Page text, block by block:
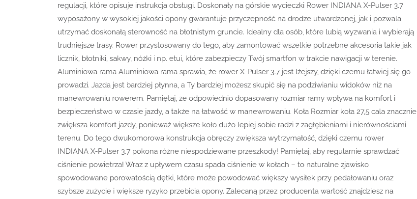
regulacji, które opisuje instrukcja obsługi. Doskonały na górskie wycieczki Rower INDIANA X-Pulser 3.7
wyposażony w wysokiej jakości opony gwarantuje przyczepność na drodze utwardzonej, jak i pozwala
utrzymać doskonałą sterowność na błotnistym gruncie. Idealny dla osób, które lubią wyzwania i wybierają
trudniejsze trasy. Rower przystosowany do tego, aby zamontować wszelkie potrzebne akcesoria takie jak
licznik, błotniki, sakwy, nóżki i np. etui, które zabezpieczy Twój smartfon w trakcie nawigacji w terenie.
Aluminiowa rama Aluminiowa rama sprawia, że rower X-Pulser 3.7 jest lżejszy, dzięki czemu łatwiej się go
prowadzi. Jazda jest bardziej płynna, a Ty bardziej możesz skupić się na podziwianiu widoków niż na
manewrowaniu rowerem. Pamiętaj, że odpowiednio dopasowany rozmiar ramy wpływa na komfort i
bezpieczeństwo w czasie jazdy, a także na łatwość w manewrowaniu. Koła Rozmiar koła 27,5 cala znacznie
zwiększa komfort jazdy, ponieważ większe koło dużo lepiej sobie radzi z zagłębieniami i nierównościami
terenu. Do tego dwukomorowa konstrukcja obręczy zwiększa wytrzymałość, dzięki czemu rower
INDIANA X-Pulser 3.7 pokona różne niespodziewane przeszkody! Pamiętaj, aby regularnie sprawdzać
ciśnienie powietrza! Wraz z upływem czasu spada ciśnienie w kołach – to naturalne zjawisko
spowodowane porowatością dętki, które może powodować większy wysiłek przy pedałowaniu oraz
szybsze zużycie i większe ryzyko przebicia opony. Zalecaną przez producenta wartość znajdziesz na